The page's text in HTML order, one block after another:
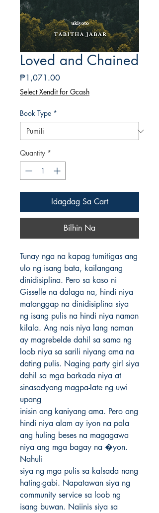
Loved and Chained
₱1,071.00Presyo
Select Xendit for Gcash
Book Type *
Quantity *
Idagdag Sa Cart
Bilhin Na
Tunay nga na kapag tumitigas ang
ulo ng isang bata, kailangang
dinidisiplina. Pero sa kaso ni
Gisselle na dalaga na, hindi niya
matanggap na dinidisiplina siya
ng isang pulis na hindi niya naman
kilala. Ang nais niya lang naman
ay magrebelde dahil sa sama ng
loob niya sa sarili niyang ama na
dating pulis. Naging party girl siya
dahil sa mga barkada niya at
sinasadyang magpa-late ng uwi
upang
inisin ang kaniyang ama. Pero ang
hindi niya alam ay iyon na pala
ang huling beses na magagawa
niya ang mga bagay na �yon.
Nahuli
siya ng mga pulis sa kalsada nang
hating-gabi. Napatawan siya ng
community service sa loob ng
isang buwan. Naiinis siya sa